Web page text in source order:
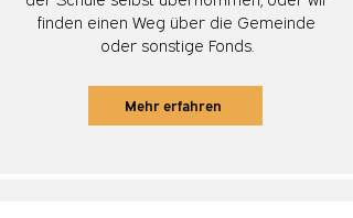
finden einen Weg über die Gemeinde
oder sonstige Fonds.
Mehr erfahren